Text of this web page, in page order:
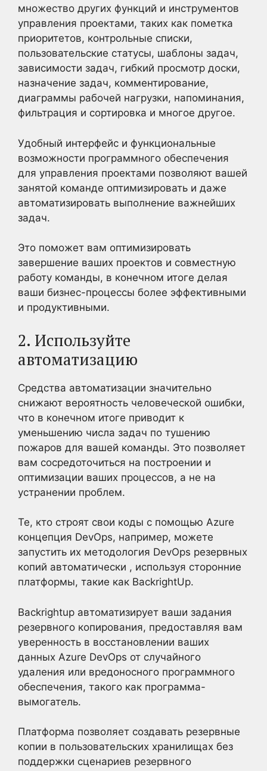
множество других функций и инструментов
управления проектами, таких как пометка
приоритетов, контрольные списки,
пользовательские статусы, шаблоны задач,
зависимости задач, гибкий просмотр доски,
назначение задач, комментирование,
диаграммы рабочей нагрузки, напоминания,
фильтрация и сортировка и многое другое.
Удобный интерфейс и функциональные
возможности программного обеспечения
для управления проектами позволяют вашей
занятой команде оптимизировать и даже
автоматизировать выполнение важнейших
задач.
Это поможет вам оптимизировать
завершение ваших проектов и совместную
работу команды, в конечном итоге делая
ваши бизнес-процессы более эффективными
и продуктивными.
2. Используйте
автоматизацию
Средства автоматизации значительно
снижают вероятность человеческой ошибки,
что в конечном итоге приводит к
уменьшению числа задач по тушению
пожаров для вашей команды. Это позволяет
вам сосредоточиться на построении и
оптимизации ваших процессов, а не на
устранении проблем.
Те, кто строят свои коды с помощью Azure
концепция DevOps, например, можете
запустить их методология DevOps резервных
копий автоматически , используя сторонние
платформы, такие как BackrightUp.
Backrightup автоматизирует ваши задания
резервного копирования, предоставляя вам
уверенность в восстановлении ваших
данных Azure DevOps от случайного
удаления или вредоносного программного
обеспечения, такого как программа-
вымогатель.
Платформа позволяет создавать резервные
копии в пользовательских хранилищах без
поддержки сценариев резервного